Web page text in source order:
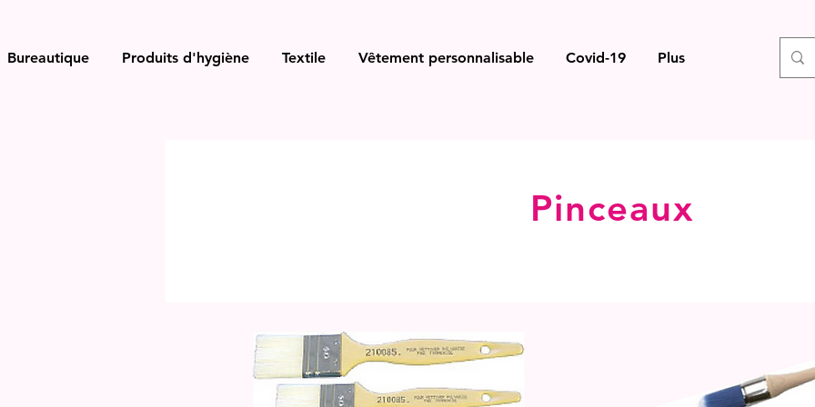
Bureautique Produits d'hygiène Textile Vêtement personnalisable Covid-19 Plus
Pinceaux